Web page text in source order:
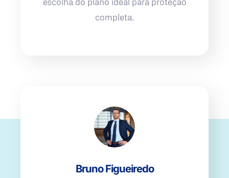
completa.
Bruno Figueiredo